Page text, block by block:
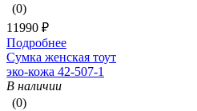
(0)
11990 ₽
Подробнее
Сумка женская тоут
эко-кожа 42-507-1
В наличии
(0)